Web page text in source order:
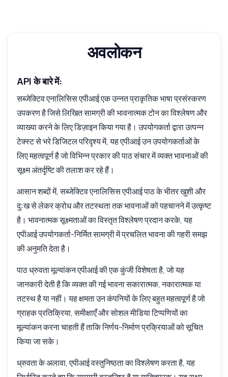
अवलोकन
API के बारे में:
सब्जेक्टिव एनालिसिस एपीआई एक उन्नत प्राकृतिक भाषा प्रसंस्करण
उपकरण है जिसे लिखित सामग्री की भावनात्मक टोन का विश्लेषण और
व्याख्या करने के लिए डिज़ाइन किया गया है। उपयोगकर्ता द्वारा उत्पन्न
टेक्स्ट से भरे डिजिटल परिदृश्य में, यह एपीआई उन उपयोगकर्ताओं के
लिए महत्वपूर्ण है जो विभिन्न प्रकार की पाठ संचार में व्यक्त भावनाओं की
सूक्ष्म अंतर्दृष्टि की तलाश कर रहे हैं।
आसान शब्दों में, सब्जेक्टिव एनालिसिस एपीआई पाठ के भीतर खुशी और
दुःख से लेकर क्रोध और तटस्थता तक भावनाओं को पहचानने में उत्कृष्ट
है। भावनात्मक सूक्ष्मताओं का विस्तृत विश्लेषण प्रदान करके, यह
एपीआई उपयोगकर्ता-निर्मित सामग्री में प्रचलित भावना की गहरी समझ
की अनुमति देता है।
पाठ ध्रुवता मूल्यांकन एपीआई की एक कुंजी विशेषता है, जो यह
जानकारी देती है कि व्यक्त की गई भावना सकारात्मक, नकारात्मक या
तटस्थ है या नहीं। यह क्षमता उन कंपनियों के लिए बहुत महत्वपूर्ण है जो
ग्राहक प्रतिक्रिया, समीक्षाएँ और सोशल मीडिया टिप्पणियों का
मूल्यांकन करना चाहती हैं ताकि निर्णय-निर्माण प्रक्रियाओं को सूचित
किया जा सके।
ध्रुवता के अलावा, एपीआई वस्तुनिष्ठता का विश्लेषण करता है, यह
एंडपॉइंट्स, मूल्य निर्धारण, इंटीग्रेशन टिप्स, जो आप चाहें।
विश्लेषण के लिए मुझे कौन से पैरामीटर चाहिए?
प्रतिक्रिया का ढांचा कैसा है?
क्या मैं एक साथ कई पाठों का मूल्यांकन कर सकता हूँ?
उपयोग के दौरान मुझे कौन सी त्रुटियाँ मिल सकती हैं?
यह API क्या कर सकता है? मुझे एक कोड उदाहरण दिखाएं
इसकी कीमत क्या है?
Zyla AI द्वारा उत्तरित · मैं सपोर्ट से पूछना पसंद करता हूँ